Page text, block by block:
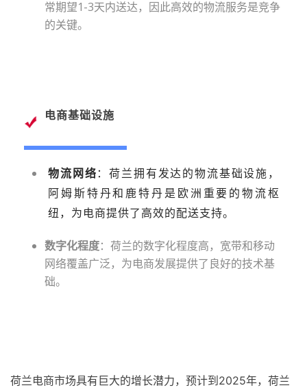
常期望1-3天内送达，因此高效的物流服务是竞争
的关键。
电商基础设施
物流网络：荷兰拥有发达的物流基础设施，
阿姆斯特丹和鹿特丹是欧洲重要的物流枢
纽，为电商提供了高效的配送支持。
数字化程度：荷兰的数字化程度高，宽带和移动
网络覆盖广泛，为电商发展提供了良好的技术基
础。
荷兰电商市场具有巨大的增长潜力，预计到2025年，荷兰